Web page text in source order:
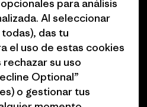
Programa de afiliados
Mapa del sitio Patagonia
España
para análisis
Al seleccionar
todas), das tu
el uso de estas cookies
su uso
Optional”
o gestionar tus